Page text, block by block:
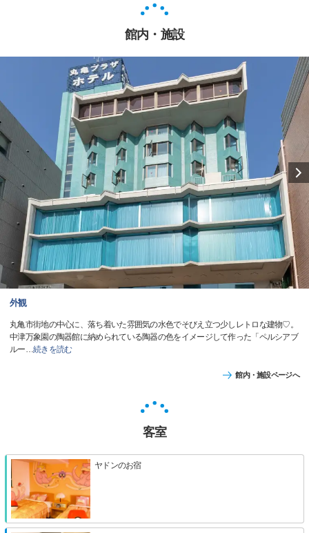
館内・施設
外観
丸亀市街地の中心に、落ち着いた雰囲気の水色でそびえ立つ少しレトロな建物♡。
中津万象園の陶器館に納められている陶器の色をイメージして作った「ペルシアブ
ルー…続きを読む
館内・施設ページへ
客室
ヤドンのお宿